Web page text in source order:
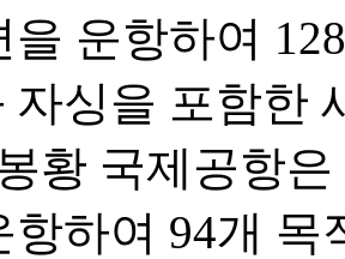
을 운항하여
자싱을 포함한
황 국제공항
항하여 94개